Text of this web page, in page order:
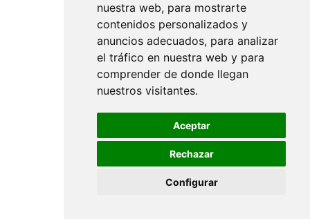
nuestra web, para mostrarte
contenidos personalizados y
anuncios adecuados, para analizar
el tráfico en nuestra web y para
comprender de donde llegan
nuestros visitantes.
Aceptar
Rechazar
Configurar